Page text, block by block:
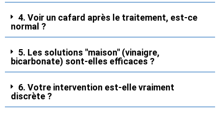
4. Voir un cafard après le traitement, est-ce
normal ?
5. Les solutions "maison" (vinaigre,
bicarbonate) sont-elles efficaces ?
6. Votre intervention est-elle vraiment
discrète ?